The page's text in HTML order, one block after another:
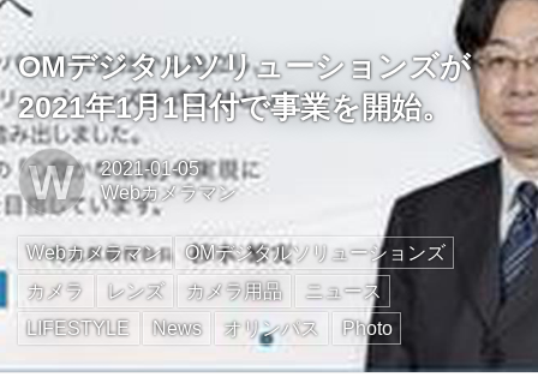
OMデジタルソリューションズが
2021年1月1日付で事業を開始。
W
2021-01-05
Webカメラマン
Webカメラマン
OMデジタルソリューションズ
カメラ
レンズ カメラ用品
ニュース
LIFESTYLE
News オリンパス Photo